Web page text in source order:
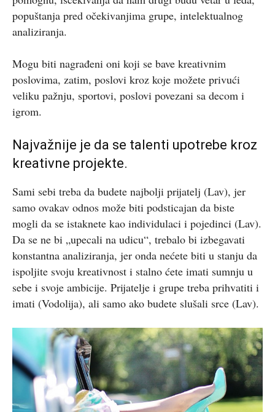
popuštanja pred očekivanjima grupe, intelektualnog
analiziranja.
Mogu biti nagrađeni oni koji se bave kreativnim
poslovima, zatim, poslovi kroz koje možete privući
veliku pažnju, sportovi, poslovi povezani sa decom i
igrom.
Najvažnije je da se talenti upotrebe kroz
kreativne projekte.
Sami sebi treba da budete najbolji prijatelj (Lav), jer
samo ovakav odnos može biti podsticajan da biste
mogli da se istaknete kao individulaci i pojedinci (Lav).
Da se ne bi „upecali na udicu“, trebalo bi izbegavati
konstantna analiziranja, jer onda nećete biti u stanju da
ispoljite svoju kreativnost i stalno ćete imati sumnju u
sebe i svoje ambicije. Prijatelje i grupe treba prihvatiti i
imati (Vodolija), ali samo ako budete slušali srce (Lav).